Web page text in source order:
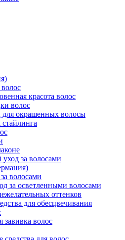
красота волос
волос
для окрашенных волосы
за волосами
волосами
за осветленными волосами
оттенков
для обесцвечивания
завивка волос